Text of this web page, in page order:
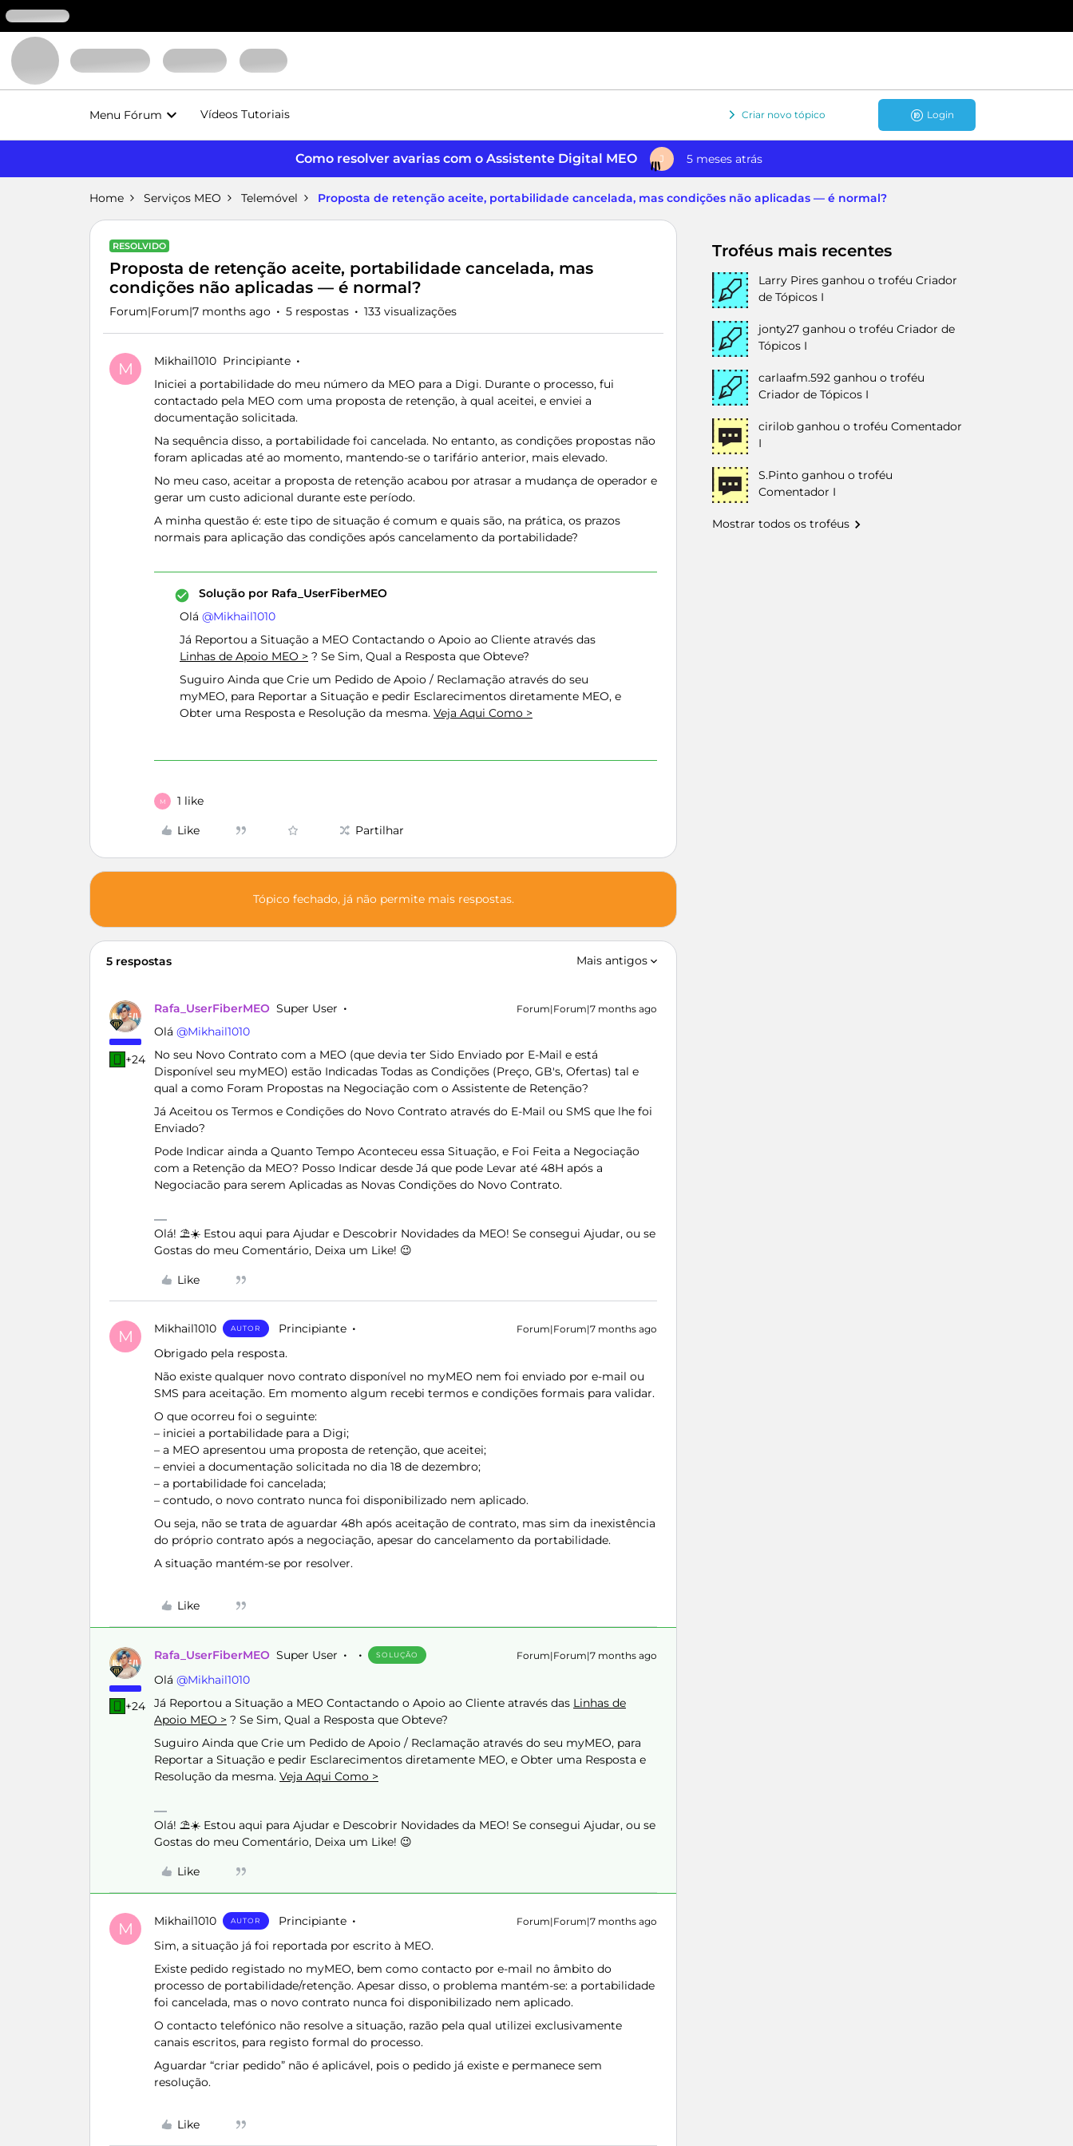
Menu Fórum Vídeos Tutoriais Criar novo tópico Login
Como resolver avarias com o Assistente Digital MEO J 5 meses atrás
Home Serviços MEO Telemóvel Proposta de retenção aceite, portabilidade cancelada, mas condições não aplicadas — é normal?
RESOLVIDO
Proposta de retenção aceite, portabilidade cancelada, mas
condições não aplicadas — é normal?
Forum|Forum|7 months ago 5 respostas 133 visualizações
M Mikhail1010 Principiante
Iniciei a portabilidade do meu número da MEO para a Digi. Durante o processo, fui
contactado pela MEO com uma proposta de retenção, à qual aceitei, e enviei a
documentação solicitada.
Na sequência disso, a portabilidade foi cancelada. No entanto, as condições propostas não
foram aplicadas até ao momento, mantendo-se o tarifário anterior, mais elevado.
No meu caso, aceitar a proposta de retenção acabou por atrasar a mudança de operador e
gerar um custo adicional durante este período.
A minha questão é: este tipo de situação é comum e quais são, na prática, os prazos
normais para aplicação das condições após cancelamento da portabilidade?
Solução por Rafa_UserFiberMEO
Olá ​ @Mikhail1010
Já Reportou a Situação a MEO Contactando o Apoio ao Cliente através das
Linhas de Apoio MEO > ? Se Sim, Qual a Resposta que Obteve?
Suguiro Ainda que Crie um Pedido de Apoio / Reclamação através do seu
myMEO, para Reportar a Situação e pedir Esclarecimentos diretamente MEO, e
Obter uma Resposta e Resolução da mesma. Veja Aqui Como >
M 1 like
Like Partilhar
Tópico fechado, já não permite mais respostas.
5 respostas Mais antigos
+24
Rafa_UserFiberMEO Super User Forum|Forum|7 months ago
Olá ​ @Mikhail1010
No seu Novo Contrato com a MEO (que devia ter Sido Enviado por E-Mail e está
Disponível seu myMEO) estão Indicadas Todas as Condições (Preço, GB's, Ofertas) tal e
qual a como Foram Propostas na Negociação com o Assistente de Retenção?
Já Aceitou os Termos e Condições do Novo Contrato através do E-Mail ou SMS que lhe foi
Enviado?
Pode Indicar ainda a Quanto Tempo Aconteceu essa Situação, e Foi Feita a Negociação
com a Retenção da MEO? Posso Indicar desde Já que pode Levar até 48H após a
Negociacão para serem Aplicadas as Novas Condições do Novo Contrato.
Olá! ⛱️☀️ Estou aqui para Ajudar e Descobrir Novidades da MEO! Se consegui Ajudar, ou se
Gostas do meu Comentário, Deixa um Like! 😉
Like
M Mikhail1010 AUTOR Principiante Forum|Forum|7 months ago
Obrigado pela resposta.
Não existe qualquer novo contrato disponível no myMEO nem foi enviado por e-mail ou
SMS para aceitação. Em momento algum recebi termos e condições formais para validar.
O que ocorreu foi o seguinte:
– iniciei a portabilidade para a Digi;
– a MEO apresentou uma proposta de retenção, que aceitei;
– enviei a documentação solicitada no dia 18 de dezembro;
– a portabilidade foi cancelada;
– contudo, o novo contrato nunca foi disponibilizado nem aplicado.
Ou seja, não se trata de aguardar 48h após aceitação de contrato, mas sim da inexistência
do próprio contrato após a negociação, apesar do cancelamento da portabilidade.
A situação mantém-se por resolver.
Like
+24
Rafa_UserFiberMEO Super User SOLUÇÃO Forum|Forum|7 months ago
Olá ​ @Mikhail1010
Já Reportou a Situação a MEO Contactando o Apoio ao Cliente através das Linhas de
Apoio MEO > ? Se Sim, Qual a Resposta que Obteve?
Suguiro Ainda que Crie um Pedido de Apoio / Reclamação através do seu myMEO, para
Reportar a Situação e pedir Esclarecimentos diretamente MEO, e Obter uma Resposta e
Resolução da mesma. Veja Aqui Como >
Olá! ⛱️☀️ Estou aqui para Ajudar e Descobrir Novidades da MEO! Se consegui Ajudar, ou se
Gostas do meu Comentário, Deixa um Like! 😉
Like
M Mikhail1010 AUTOR Principiante Forum|Forum|7 months ago
Sim, a situação já foi reportada por escrito à MEO.
Existe pedido registado no myMEO, bem como contacto por e-mail no âmbito do
processo de portabilidade/retenção. Apesar disso, o problema mantém-se: a portabilidade
foi cancelada, mas o novo contrato nunca foi disponibilizado nem aplicado.
O contacto telefónico não resolve a situação, razão pela qual utilizei exclusivamente
canais escritos, para registo formal do processo.
Aguardar “criar pedido” não é aplicável, pois o pedido já existe e permanece sem
resolução.
Like
Troféus mais recentes
Larry Pires ganhou o troféu Criador
de Tópicos I
jonty27 ganhou o troféu Criador de
Tópicos I
carlaafm.592 ganhou o troféu
Criador de Tópicos I
cirilob ganhou o troféu Comentador
I
S.Pinto ganhou o troféu
Comentador I
Mostrar todos os troféus